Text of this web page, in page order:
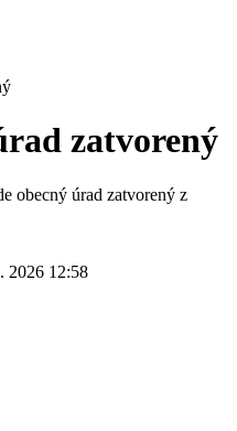
zatvorený
obecný úrad zatvorený z
2026 12:58